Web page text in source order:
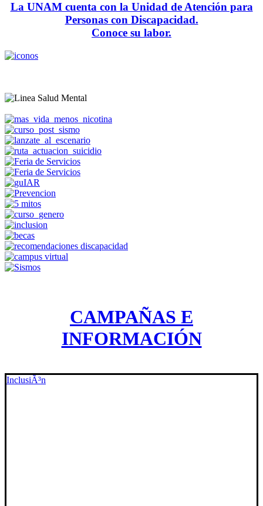
La UNAM cuenta con la Unidad de Atención para
Personas con Discapacidad.
Conoce su labor.
CAMPAÑAS E
INFORMACIÓN
InclusiÃ³n